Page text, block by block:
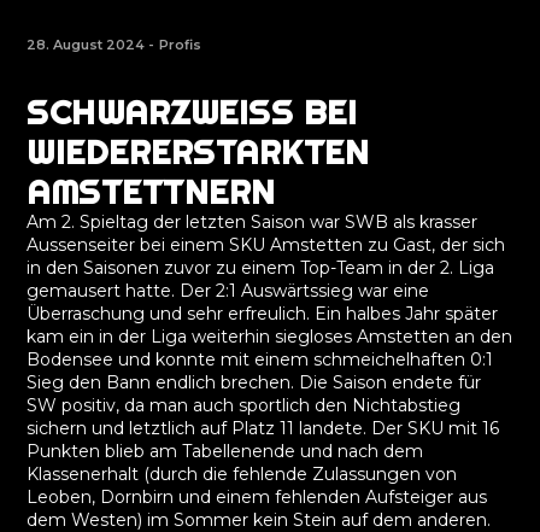
28. August 2024 - Profis
SCHWARZWEISS BEI W
IEDERERSTARKTEN A
MSTETTNERN
Am 2. Spieltag der letzten Saison war SWB als krasser
Aussenseiter bei einem SKU Amstetten zu Gast, der sich
in den Saisonen zuvor zu einem Top-Team in der 2. Liga
gemausert hatte. Der 2:1 Auswärtssieg war eine
Überraschung und sehr erfreulich. Ein halbes Jahr später
kam ein in der Liga weiterhin siegloses Amstetten an den
Bodensee und konnte mit einem schmeichelhaften 0:1
Sieg den Bann endlich brechen. Die Saison endete für
SW positiv, da man auch sportlich den Nichtabstieg
sichern und letztlich auf Platz 11 landete. Der SKU mit 16
Punkten blieb am Tabellenende und nach dem
Klassenerhalt (durch die fehlende Zulassungen von
Leoben, Dornbirn und einem fehlenden Aufsteiger aus
dem Westen) im Sommer kein Stein auf dem anderen.